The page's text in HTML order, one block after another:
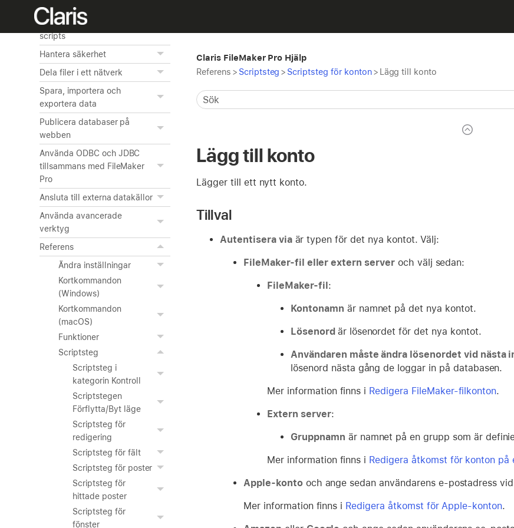
Automatisera uppgifter med
scripts
Hantera säkerhet
Dela filer i ett nätverk
Spara, importera och
exportera data
Publicera databaser på
webben
Använda ODBC och JDBC
tillsammans med FileMaker
Pro
Ansluta till externa datakällor
Använda avancerade
verktyg
Referens
Ändra inställningar
Kortkommandon
(Windows)
Kortkommandon
(macOS)
Funktioner
Scriptsteg
Scriptsteg i
kategorin Kontroll
Scriptstegen
Förflytta/Byt läge
Scriptsteg för
redigering
Scriptsteg för fält
Scriptsteg för poster
Scriptsteg för
hittade poster
Scriptsteg för
fönster
Claris FileMaker Pro Hjälp
Referens > Scriptsteg > Scriptsteg för konton> Lägg till konto
Lägg till konto
Lägger till ett nytt konto.
Tillval
Autentisera viaär typen för det nya kontot. Välj:
FileMaker-fil eller extern serveroch välj sedan:
FileMaker-fil:
Kontonamn är namnet på det nya kontot.
Lösenord är lösenordet för det nya kontot.
Användaren måste ändra lösenordet vid nästa
lösenord nästa gång de loggar in på databasen.
Mer information finns i Redigera FileMaker-filkonton.
Extern server:
Gruppnamn är namnet på en grupp som är
Mer information finns i Redigera åtkomst för konton på
Apple-kontooch ange sedan användarens e-postadress vid
Mer information finns i Redigera åtkomst för Apple-konton.